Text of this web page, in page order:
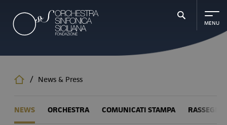
contenuto
principale
/ News & Press
NEWS ORCHESTRA COMUNICATI STAMPA